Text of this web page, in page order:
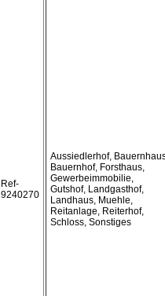
Ref-
9240270
Aussiedlerhof,
Bauernhof, Forsthaus,
Gewerbeimmobilie,
Gutshof, Landgasthof,
Landhaus, Muehle,
Reitanlage, Reiterhof,
Schloss, Sonstiges